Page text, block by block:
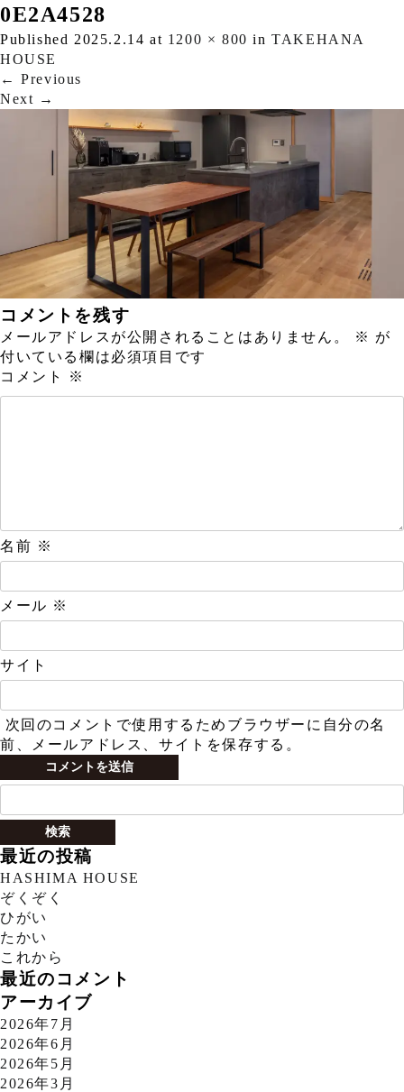
0E2A4528
Published 2025.2.14 at 1200 × 800 inTAKEHANA
HOUSE
← Previous
Next →
コメントを残す
メールアドレスが公開されることはありません。 ※ が
付いている欄は必須項目です
コメント
※
名前 ※
メール ※
サイト
次回のコメントで使用するためブラウザーに自分の名
前、メールアドレス、サイトを保存する。
検
最近の投稿
HASHIMA HOUSE
ぞくぞく
ひがい
たかい
これから
最近のコメント
アーカイブ
2026年7月
2026年6月
2026年5月
2026年3月